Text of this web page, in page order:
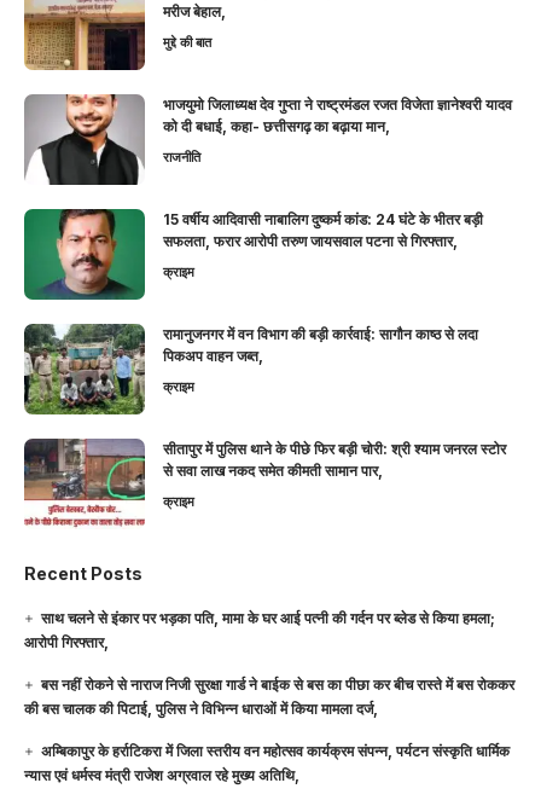
मरीज बेहाल,
मुद्दे की बात
भाजयुमो जिलाध्यक्ष देव गुप्ता ने राष्ट्रमंडल रजत विजेता ज्ञानेश्वरी यादव
को दी बधाई, कहा- छत्तीसगढ़ का बढ़ाया मान,
राजनीति
15 वर्षीय आदिवासी नाबालिग दुष्कर्म कांड: 24 घंटे के भीतर बड़ी
सफलता, फरार आरोपी तरुण जायसवाल पटना से गिरफ्तार,
क्राइम
रामानुजनगर में वन विभाग की बड़ी कार्रवाई: सागौन काष्ठ से लदा
पिकअप वाहन जब्त,
क्राइम
सीतापुर में पुलिस थाने के पीछे फिर बड़ी चोरी: श्री श्याम जनरल स्टोर
से सवा लाख नकद समेत कीमती सामान पार,
क्राइम
Recent Posts
साथ चलने से इंकार पर भड़का पति, मामा के घर आई पत्नी की गर्दन पर ब्लेड से किया हमला;
आरोपी गिरफ्तार,
बस नहीं रोकने से नाराज निजी सुरक्षा गार्ड ने बाईक से बस का पीछा कर बीच रास्ते में बस रोककर
की बस चालक की पिटाई, पुलिस ने विभिन्न धाराओं में किया मामला दर्ज,
अम्बिकापुर के हर्राटिकरा में जिला स्तरीय वन महोत्सव कार्यक्रम संपन्न, पर्यटन संस्कृति धार्मिक
न्यास एवं धर्मस्व मंत्री राजेश अग्रवाल रहे मुख्य अतिथि,